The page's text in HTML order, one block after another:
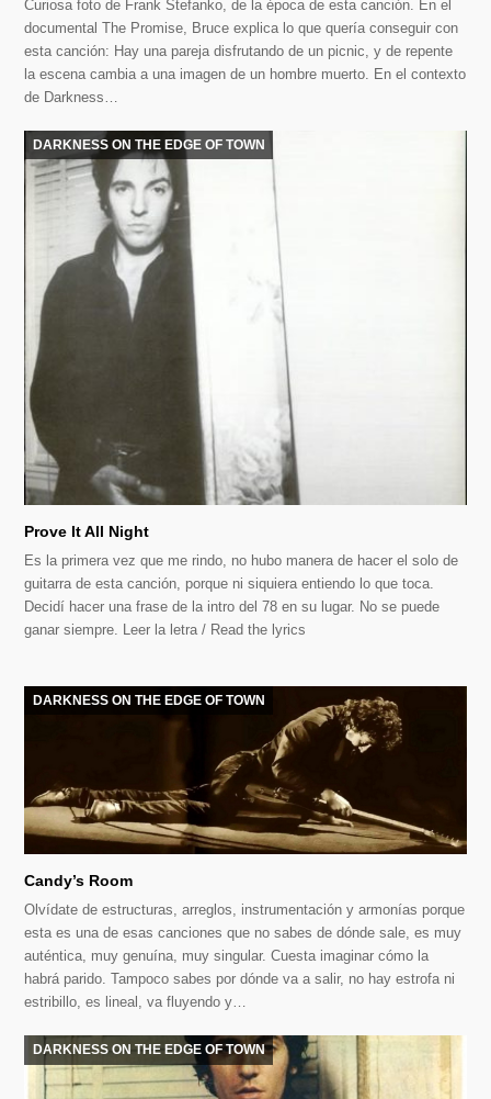
Curiosa foto de Frank Stefanko, de la época de esta canción. En el
documental The Promise, Bruce explica lo que quería conseguir con
esta canción: Hay una pareja disfrutando de un picnic, y de repente
la escena cambia a una imagen de un hombre muerto. En el contexto
de Darkness…
DARKNESS ON THE EDGE OF TOWN
Prove It All Night
Es la primera vez que me rindo, no hubo manera de hacer el solo de
guitarra de esta canción, porque ni siquiera entiendo lo que toca.
Decidí hacer una frase de la intro del 78 en su lugar. No se puede
ganar siempre. Leer la letra / Read the lyrics
DARKNESS ON THE EDGE OF TOWN
Candy’s Room
Olvídate de estructuras, arreglos, instrumentación y armonías porque
esta es una de esas canciones que no sabes de dónde sale, es muy
auténtica, muy genuína, muy singular. Cuesta imaginar cómo la
habrá parido. Tampoco sabes por dónde va a salir, no hay estrofa ni
estribillo, es lineal, va fluyendo y…
DARKNESS ON THE EDGE OF TOWN